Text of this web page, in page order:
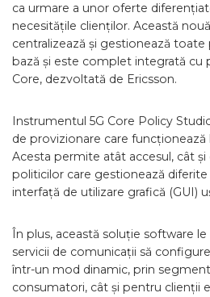
ca urmare a unor oferte
necesitățile clienților. Această
centralizează și gestionează
bază și este complet integrată cu
Core, dezvoltată de Ericsson.
Instrumentul 5G Core Policy
de provizionare care funcționează
Acesta permite atât accesul, cât
politicilor care gestionează diferite
interfață de utilizare grafică (GUI)
În plus, această soluție software
servicii de comunicații să
într-un mod dinamic, prin
consumatori, cât și pentru clienții